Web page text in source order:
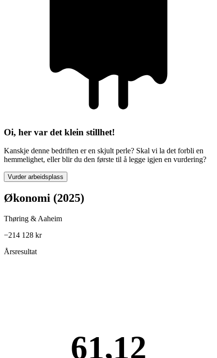
Oi, her var det klein stillhet!
Kanskje denne bedriften er en skjult perle? Skal vi la det forbli en
hemmelighet, eller blir du den første til å legge igjen en vurdering?
Vurder arbeidsplass
Økonomi (2025)
Thøring & Aaheim
−214 128 kr
Årsresultat
61,12